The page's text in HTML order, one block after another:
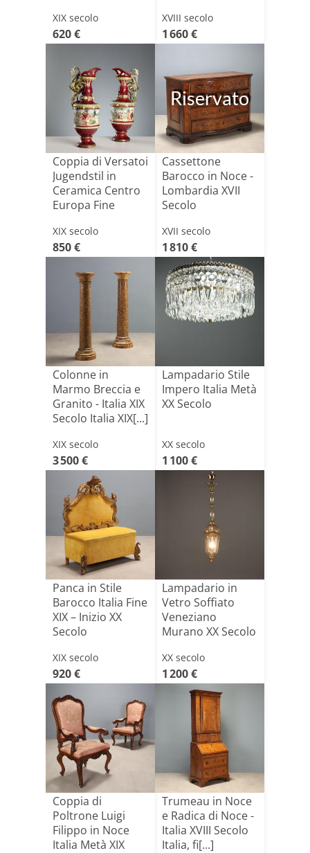
XIX secolo
620 €
XVIII secolo
1 660 €
Coppia di Versatoi
Jugendstil in
Ceramica Centro
Europa Fine
XIX secolo
850 €
Riservato
Cassettone
Barocco in Noce -
Lombardia XVII
Secolo
XVII secolo
1 810 €
Colonne in
Marmo Breccia e
Granito - Italia XIX
Secolo Italia XIX[...]
XIX secolo
3 500 €
Lampadario Stile
Impero Italia Metà
XX Secolo
XX secolo
1 100 €
Panca in Stile
Barocco Italia Fine
XIX – Inizio XX
Secolo
XIX secolo
920 €
Lampadario in
Vetro Soffiato
Veneziano
Murano XX Secolo
XX secolo
1 200 €
Coppia di
Poltrone Luigi
Filippo in Noce
Italia Metà XIX
Trumeau in Noce
e Radica di Noce -
Italia XVIII Secolo
Italia, fi[...]